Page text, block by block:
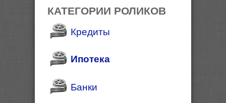
КАТЕГОРИИ РОЛИКОВ
Кредиты
Ипотека
Банки